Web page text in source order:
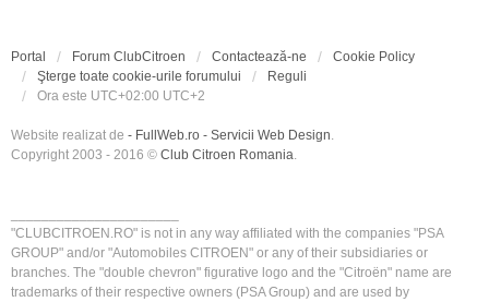
Portal Forum ClubCitroen Contactează-ne
Cookie Policy
Şterge toate cookie-urile forumului
Reguli
Ora este UTC+02:00 UTC+2
Website realizat de - FullWeb.ro - Servicii Web Design.
Copyright 2003 - 2016 © Club Citroen Romania.
"CLUBCITROEN.RO" is not in any way affiliated with the companies "PSA
GROUP" and/or "Automobiles CITROEN" or any of their subsidiaries or
branches. The "double chevron" figurative logo and the "Citroën" name are
trademarks of their respective owners (PSA Group) and are used by